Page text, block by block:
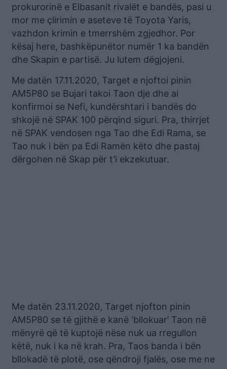
prokurorinë e Elbasanit rivalët e bandës, pasi u
mor me çlirimin e aseteve të Toyota Yaris,
vazhdon krimin e tmerrshëm zgjedhor. Por
kësaj here, bashkëpunëtor numër 1 ka bandën
dhe Skapin e partisë. Ju lutem dëgjojeni.
Me datën 17.11.2020, Target e njoftoi pinin
AM5P80 se Bujari takoi Taon dje dhe ai
konfirmoi se Nefi, kundërshtari i bandës do
shkojë në SPAK 100 përqind siguri. Pra, thirrjet
në SPAK vendosen nga Tao dhe Edi Rama, se
Tao nuk i bën pa Edi Ramën këto dhe pastaj
dërgohen në Skap për t’i ekzekutuar.
Me datën 23.11.2020, Target njofton pinin
AM5P80 se të gjithë e kanë ‘bllokuar’ Taon në
mënyrë që të kuptojë nëse nuk ua rregullon
këtë, nuk i ka në krah. Pra, Taos banda i bën
bllokadë të plotë, ose qëndroji fjalës, ose me ne